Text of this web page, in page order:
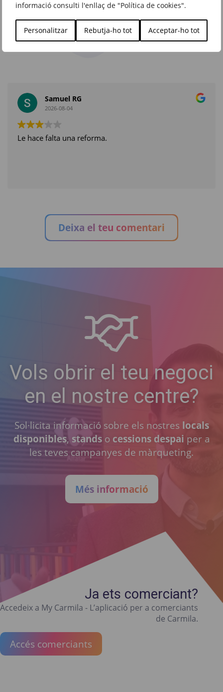
informació consulti l'enllaç de "Política de cookies".
Personalitzar Rebutja-ho tot Acceptar-ho tot
Moda Re-
Samuel RG
2026-08-04
Le hace falta una reforma.
Deixa el teu comentari
Vols obrir el teu negoci
en el nostre centre?
Sol·licita informació sobre els nostres locals
disponibles, standso cessions despai per a
les teves campanyes de màrqueting.
Més informació
Ja ets comerciant?
Accedeix a My Carmila - L’aplicació per a comerciants
de Carmila.
Accés comerciants